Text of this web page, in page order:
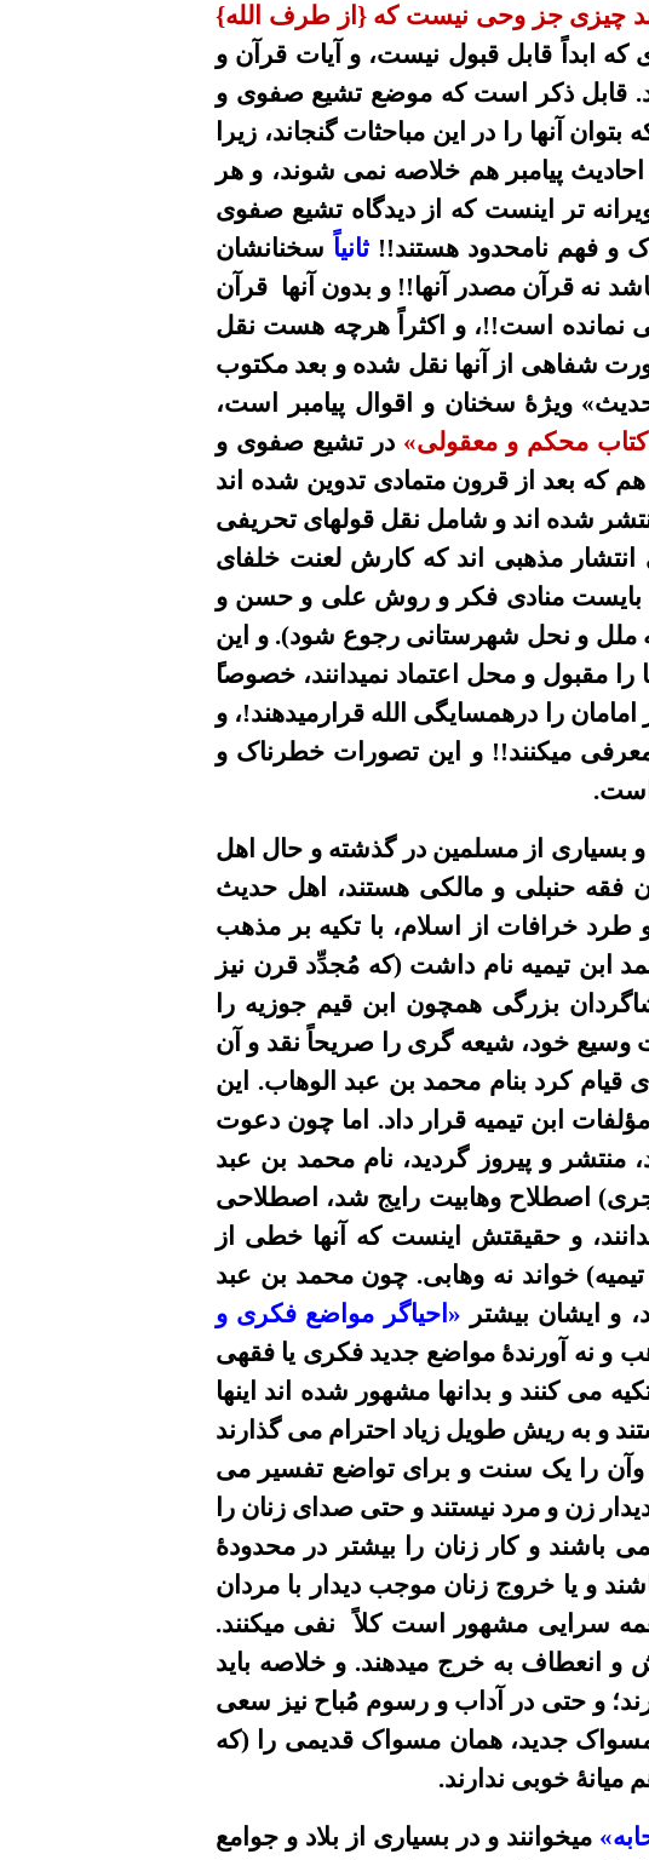
چيزى جز وحى نيست که{ از طرف الله}
که ابداً قابل قبول نيست، و آيات قرآن و
قابل ذکر است که موضع تشيع صفوى و
آنها را در اين مباحثات گنجاند، زيرا
پيامبر هم خلاصه نمی شوند، و هر
تر اينست که از ديدگاه تشيع صفوى
و فهم نامحدود هستند!! ثانياً سخنانشان
نه قرآن مصدر آنها!! و بدون آنها قرآن
نمانده است!!، و اکثراً هرچه هست نقل
شفاهى از آنها نقل شده و بعد مکتوب
ويژۀ سخنان و اقوال پيامبر است،
محکم و معقولى» در تشيع صفوى و
که بعد از قرون متمادى تدوين شده اند
شده اند و شامل نقل قولهاى تحريفى
انتشار مذهبى اند که کارش لعنت خلفاى
بايست منادى فکر و روش على و حسن و
و نحل شهرستانى رجوع شود). و اين
را مقبول و محل اعتماد نميدانند، خصوصا
را درهمسايگى الله قرارميدهند!، و
ميکنند!! و اين تصورات خطرناک و
است.
بسيارى از مسلمين در گذشته و حال اهل
فقه حنبلى و مالکى هستند، اهل حديث
و طرد خرافات از اسلام، با تکيه بر مذهب
ابن تيميه نام داشت (که مُجدِّد قرن نيز
بزرگى همچون ابن قيم جوزيه را
وسيع خود، شيعه گرى را صريحاً نقد و آن
قيام کرد بنام محمد بن عبد الوهاب. اين
ابن تيميه قرار داد. اما چون دعوت
و پيروز گرديد، نام محمد بن عبد
نيز مشهور شده و سر زبانها افتاد، و از اين تاريخ به بعد (قرن١٢ هجرى) اصطلاح وهابيت رايج شد، اصطلاحى
و حقيقتش اينست که آنها خطى از
خواند نه وهابى. چون محمد بن عبد
و ايشان بيشتر « احياگر مواضع فکرى و
و نه آورندۀ مواضع جديد فکرى يا فقهى
میکنند و بدانها مشهور شده اند اينها
و به ريش طويل زياد احترام میگذارند
وآن را يک سنت و براى تواضع تفسير می
زن و مرد نيستند و حتى صداى زنان را
و کار زنان را بيشتر در محدودۀ
شند و يا خروج زنان موجب ديدار با مردان
سرایی مشهور است کلاً نفى ميکنند.
و انعطاف به خرجمیدهند.وخلاصه بايد
و حتى در آداب و رسوم مُباح نیز سعى
جديد،همان مسواک قديمى را (که
ميانۀ خوبی ندارند.
» ميخوانند و در بسيارى از بلاد و جوامع